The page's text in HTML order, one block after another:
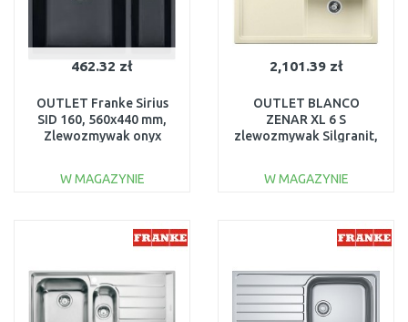
462.32 zł
OUTLET Franke Sirius
SID 160, 560x440 mm,
Zlewozmywak onyx
W MAGAZYNIE
Do porównania
2,101.39 zł
OUTLET BLANCO
ZENAR XL 6 S
zlewozmywak Silgranit,
W MAGAZYNIE
Do porównania